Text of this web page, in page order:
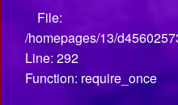
File:
/homepages/13/
Line: 292
Function: require_once